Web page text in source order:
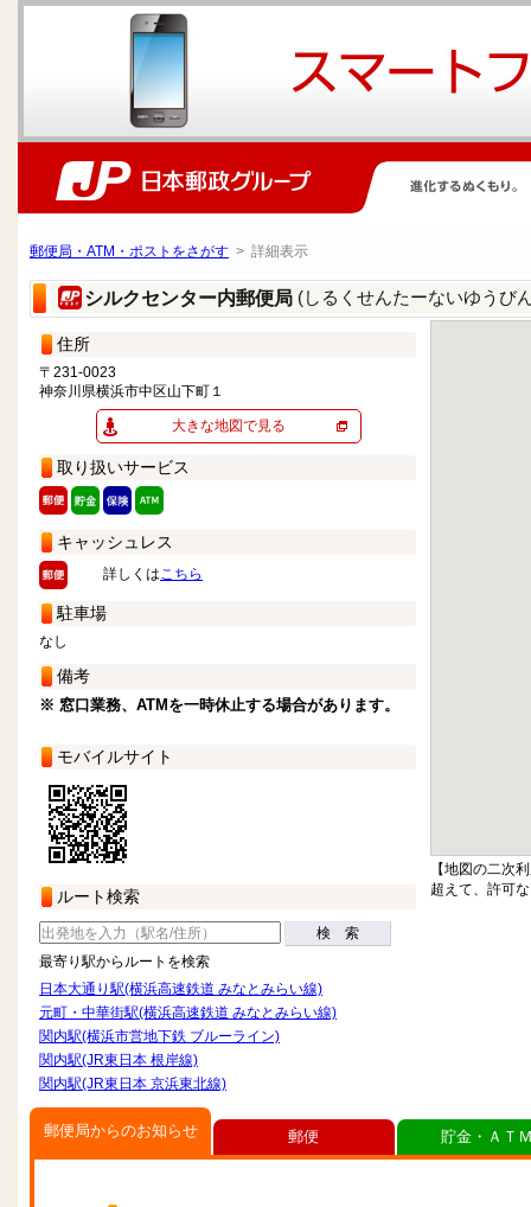
郵便局・ATM・ポストをさがす > 詳細表示
シルクセンター内郵便局 (しるくせんたーないゆうび
住所
〒231-0023
神奈川県横浜市中区山下町１
大きな地図で見る
取り扱いサービス
キャッシュレス
詳しくはこちら
駐車場
なし
備考
※ 窓口業務、ATMを一時休止する場合があります。
モバイルサイト
ルート検索
検 索
最寄り駅からルートを検索
日本大通り駅(横浜高速鉄道 みなとみらい線)
元町・中華街駅(横浜高速鉄道 みなとみらい線)
関内駅(横浜市営地下鉄 ブルーライン)
関内駅(JR東日本 根岸線)
関内駅(JR東日本 京浜東北線)
【地図の二次
超えて、許可
郵便局からのお知らせ 郵便 貯金・ＡＴ